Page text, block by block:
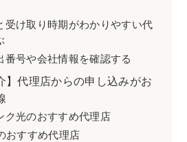
受け取り時期がわかりやすい代
番号や会社情報を確認する
】代理店からの申し込みがお
ク光のおすすめ代理店
おすすめ代理店